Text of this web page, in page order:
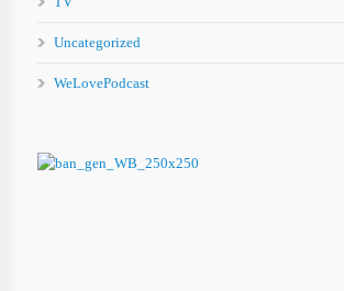
Uncategorized
WeLovePodcast